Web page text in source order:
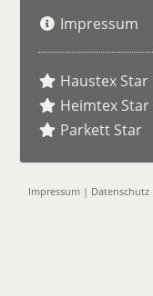
Impressum
Haustex Star
Heimtex Star
Parkett Star
Impressum | Datenschutz